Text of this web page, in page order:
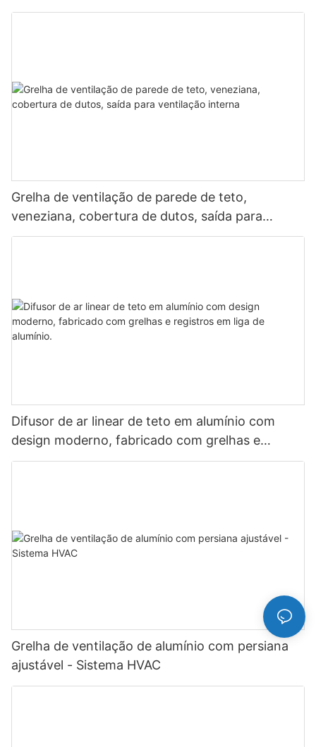
Grelha de ventilação de parede de teto,
veneziana, cobertura de dutos, saída para
ventilação interna
Difusor de ar linear de teto em alumínio com
design moderno, fabricado com grelhas e
registros em liga de alumínio.
Grelha de ventilação de alumínio com persiana
ajustável - Sistema HVAC